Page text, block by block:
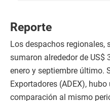
Reporte
Los despachos regionales,
sumaron alrededor de US$
enero y septiembre último.
Exportadores (ADEX),
comparación al mismo